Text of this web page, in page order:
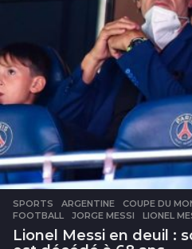
SPORTS ARGENTINE ,COUPE DU
FOOTBALL
,JORGE MESSI ,LIONEL
Lionel Messi en deuil :